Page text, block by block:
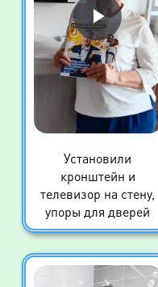
Установили
кронштейн и
телевизор на стену,
упоры для дверей